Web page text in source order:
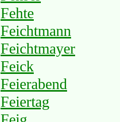
Fehte
Feichtmann
Feichtmayer
Feick
Feierabend
Feiertag